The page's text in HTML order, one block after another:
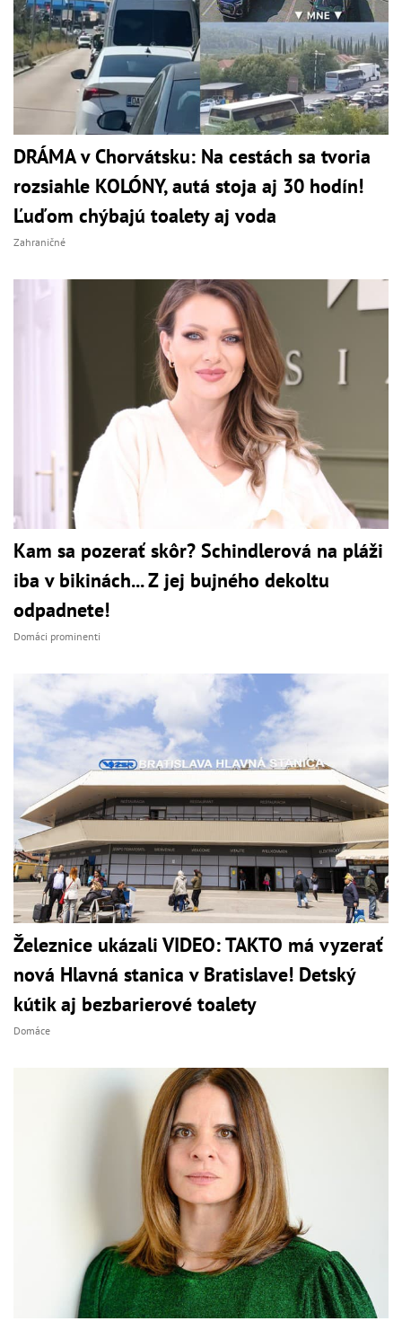
DRÁMA v Chorvátsku: Na cestách sa tvoria
rozsiahle KOLÓNY, autá stoja aj 30 hodín!
Ľuďom chýbajú toalety aj voda
Zahraničné
Kam sa pozerať skôr? Schindlerová na pláži
iba v bikinách... Z jej bujného dekoltu
odpadnete!
Domáci prominenti
Železnice ukázali VIDEO: TAKTO má vyzerať
nová Hlavná stanica v Bratislave! Detský
kútik aj bezbarierové toalety
Domáce